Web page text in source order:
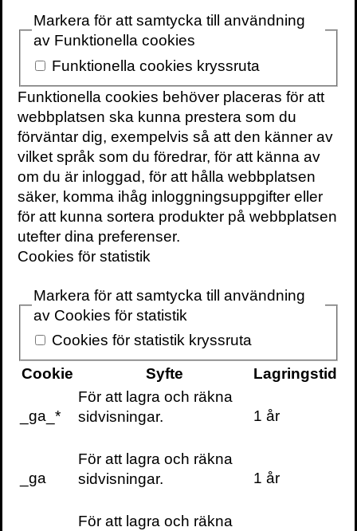
Handla
Beställ dina Volante-böcker direkt
från oss.
VOLANTE PÅFACEBOOK
VOLANTE PÅTWITTER
NYHETSBREV
Information om böcker, föreläsningar och
veckan till din inbox
Markera för att samtycka till användning
av Funktionella cookies
Funktionella cookies kryssruta
Funktionella cookies behöver placeras för att
webbplatsen ska kunna prestera som du
förväntar dig, exempelvis så att den känner av
vilket språk som du föredrar, för att känna av
om du är inloggad, för att hålla webbplatsen
säker, komma ihåg inloggningsuppgifter eller
för att kunna sortera produkter på webbplatsen
utefter dina preferenser.
Cookies för statistik
Markera för att samtycka till användning
av Cookies för statistik
Cookies för statistik kryssruta
Cookie
Syfte Lagringstid
_ga_*
För att lagra och räkna
sidvisningar.
1 år
_ga
För att lagra och räkna
sidvisningar.
1 år
För att lagra och räkna